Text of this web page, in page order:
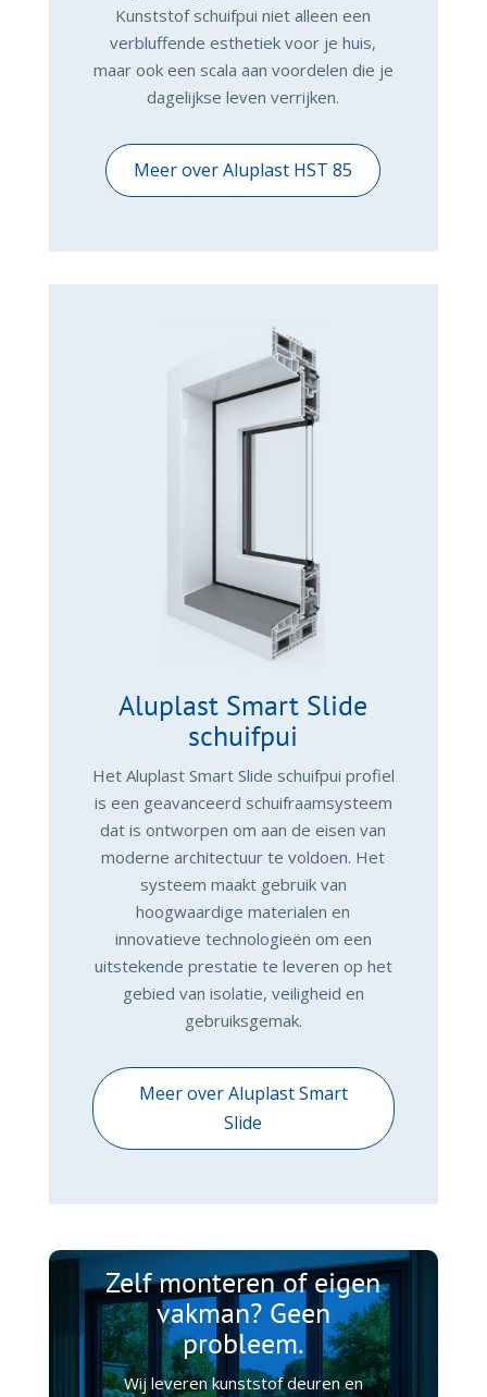
Kunststof schuifpui niet alleen een
verbluffende esthetiek voor je huis,
maar ook een scala aan voordelen die je
dagelijkse leven verrijken.
Meer over Aluplast HST 85
Aluplast Smart Slide
schuifpui
Het Aluplast Smart Slide schuifpui profiel
is een geavanceerd schuifraamsysteem
dat is ontworpen om aan de eisen van
moderne architectuur te voldoen. Het
systeem maakt gebruik van
hoogwaardige materialen en
innovatieve technologieën om een
uitstekende prestatie te leveren op het
gebied van isolatie, veiligheid en
gebruiksgemak.
Meer over Aluplast Smart
Slide
Zelf monteren of eigen
vakman? Geen
probleem.
Wij leveren kunststof deuren en